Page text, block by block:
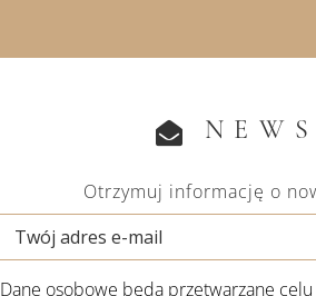
Otrzymuj informację o
Dane osobowe będą przetwarzane